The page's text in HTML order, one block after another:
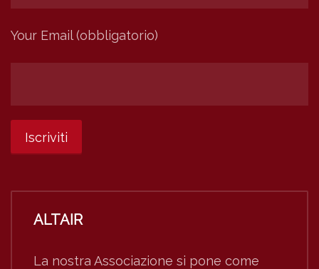
Your Email (obbligatorio)
ALTAIR
La nostra Associazione si pone come